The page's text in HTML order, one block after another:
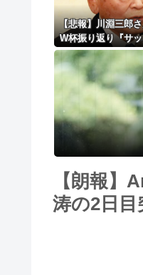
【悲報】川淵三郎
W杯振り返り『サ
した人多いの
【朗報】
涛の2日目